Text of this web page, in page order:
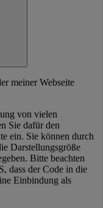
meiner Webseite
von vielen
Sie dafür den
ein. Sie können durch
Darstellungsgröße
Bitte beachten
dass der Code in die
Einbindung als